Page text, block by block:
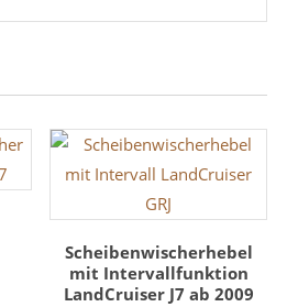
Scheibenwischerhebel
mit Intervallfunktion
LandCruiser J7 ab 2009